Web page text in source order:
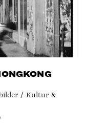
/ Kultur &